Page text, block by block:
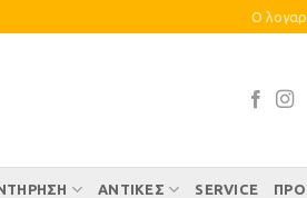
Ο
ΑΝΤΊΚΕΣ SERVICE